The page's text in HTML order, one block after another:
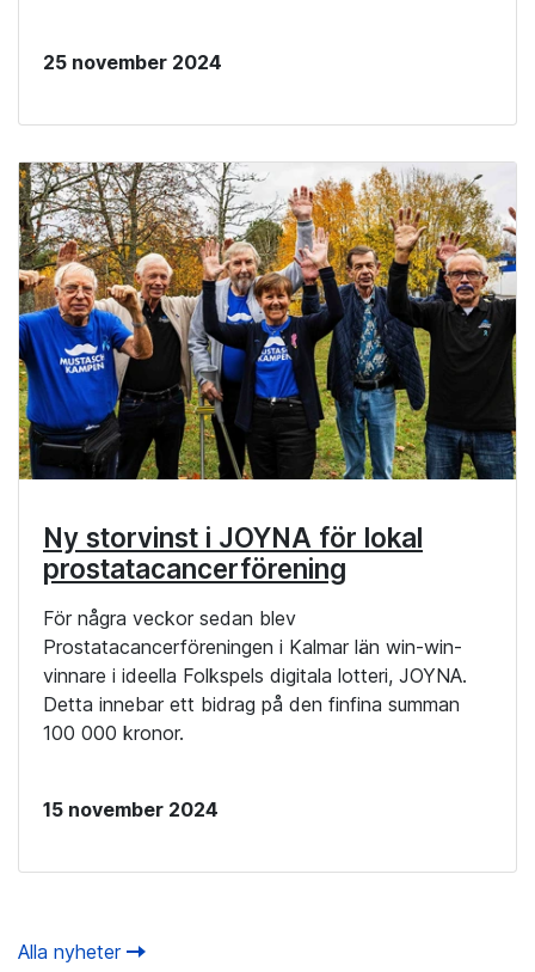
25 november 2024
Ny storvinst i JOYNA för lokal
prostatacancerförening
För några veckor sedan blev
Prostatacancerföreningen i Kalmar län win-win-
vinnare i ideella Folkspels digitala lotteri, JOYNA.
Detta innebar ett bidrag på den finfina summan
100 000 kronor.
15 november 2024
Alla nyheter